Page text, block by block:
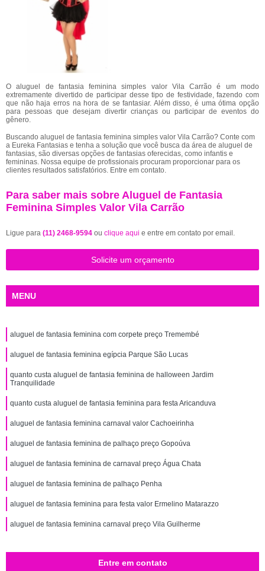
O aluguel de fantasia feminina simples valor Vila Carrão é um modo
extremamente divertido de participar desse tipo de festividade, fazendo com
que não haja erros na hora de se fantasiar. Além disso, é uma ótima opção
para pessoas que desejam divertir crianças ou participar de eventos do
gênero.
Buscando aluguel de fantasia feminina simples valor Vila Carrão? Conte com
a Eureka Fantasias e tenha a solução que você busca da área de aluguel de
fantasias, são diversas opções de fantasias oferecidas, como infantis e
femininas. Nossa equipe de profissionais procuram proporcionar para os
clientes resultados satisfatórios. Entre em contato.
Para saber mais sobre Aluguel de Fantasia
Feminina Simples Valor Vila Carrão
Ligue para (11) 2468-9594 ou clique aqui e entre em contato por email.
Solicite um orçamento
MENU
aluguel de fantasia feminina com corpete preço Tremembé
aluguel de fantasia feminina egípcia Parque São Lucas
quanto custa aluguel de fantasia feminina de halloween Jardim
Tranquilidade
quanto custa aluguel de fantasia feminina para festa Aricanduva
aluguel de fantasia feminina carnaval valor Cachoeirinha
aluguel de fantasia feminina de palhaço preço Gopoúva
aluguel de fantasia feminina de carnaval preço Água Chata
aluguel de fantasia feminina de palhaço Penha
aluguel de fantasia feminina para festa valor Ermelino Matarazzo
aluguel de fantasia feminina carnaval preço Vila Guilherme
Entre em contato